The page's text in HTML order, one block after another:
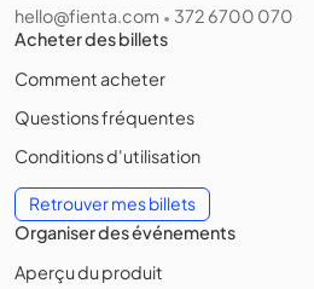
hello@fienta.com • 372 6700 070
Acheter des billets
Comment acheter
Questions fréquentes
Conditions d'utilisation
Retrouver mes billets
Organiser des événements
Aperçu du produit